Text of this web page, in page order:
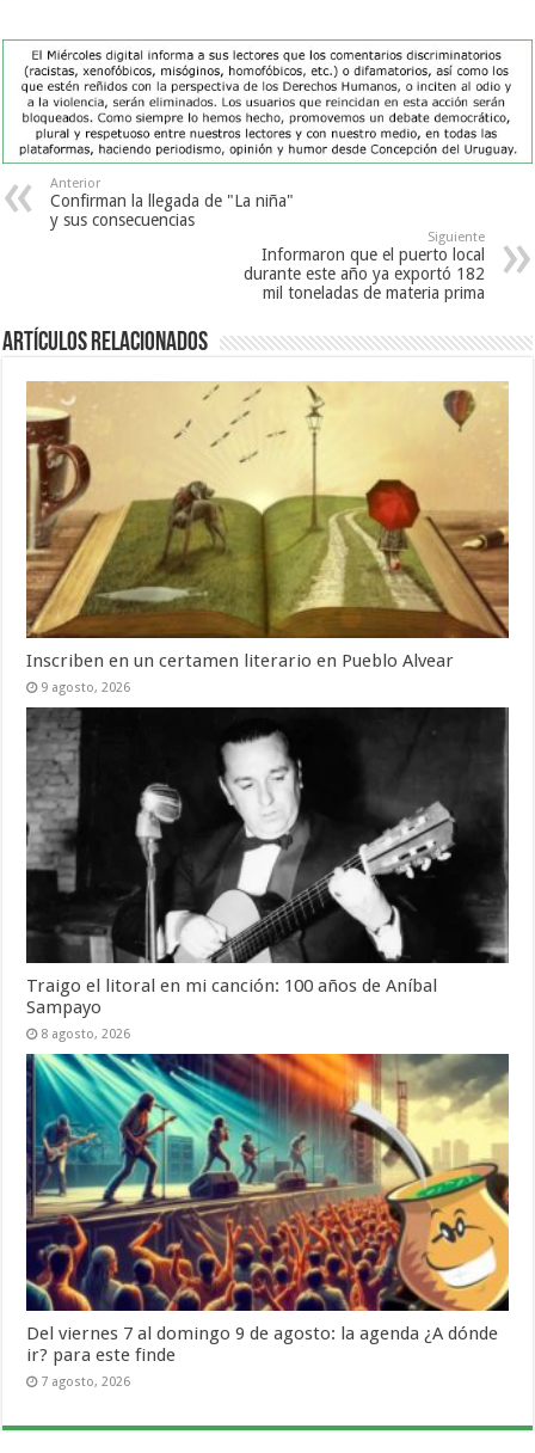
Anterior
Confirman la llegada de "La niña"
y sus consecuencias
Siguiente
Informaron que el puerto local
durante este año ya exportó 182
mil toneladas de materia prima
Artículos Relacionados
Inscriben en un certamen literario en Pueblo Alvear
9 agosto, 2026
Traigo el litoral en mi canción: 100 años de Aníbal
Sampayo
8 agosto, 2026
Del viernes 7 al domingo 9 de agosto: la agenda ¿A dónde
ir? para este finde
7 agosto, 2026